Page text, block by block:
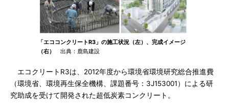
「エココンクリートR3」の施工状況（左）、完成イメージ
（右）
出典：鹿島建設
エコクリートR3は、2012年度から環境省環境研究総合推進費
（環境省、環境再生保全機構、課題番号：3J153001）による研
究助成を受けて開発された超低炭素コンクリート。